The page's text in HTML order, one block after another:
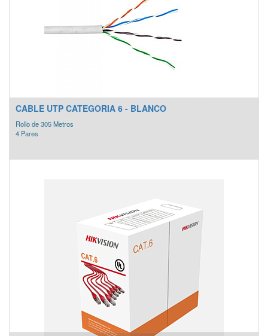
CABLE UTP CATEGORIA 6 - BLANCO
Rollo de 305 Metros
4 Pares